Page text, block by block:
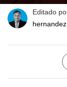
Editado